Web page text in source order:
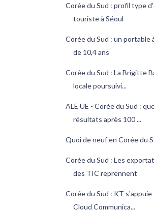
Corée du Sud : profil type
touriste à Séoul
Corée du Sud : un portable
de 10,4 ans
Corée du Sud : La Brigitte
locale poursuivi...
ALE UE - Corée du Sud :
résultats après 100 ...
Quoi de neuf en Corée du
Corée du Sud : Les
des TIC reprennent
Corée du Sud : KT s'appuie
Cloud Communica...